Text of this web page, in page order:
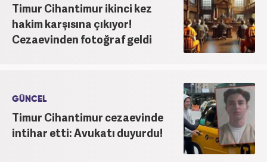
Timur Cihantimur ikinci kez
hakim karşısına çıkıyor!
Cezaevinden fotoğraf geldi
GÜNCEL
Timur Cihantimur cezaevinde
intihar etti: Avukatı duyurdu!